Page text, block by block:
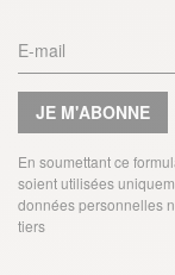
JE M'ABONNE
En soumettant ce
soient utilisées
données personnelles
tiers